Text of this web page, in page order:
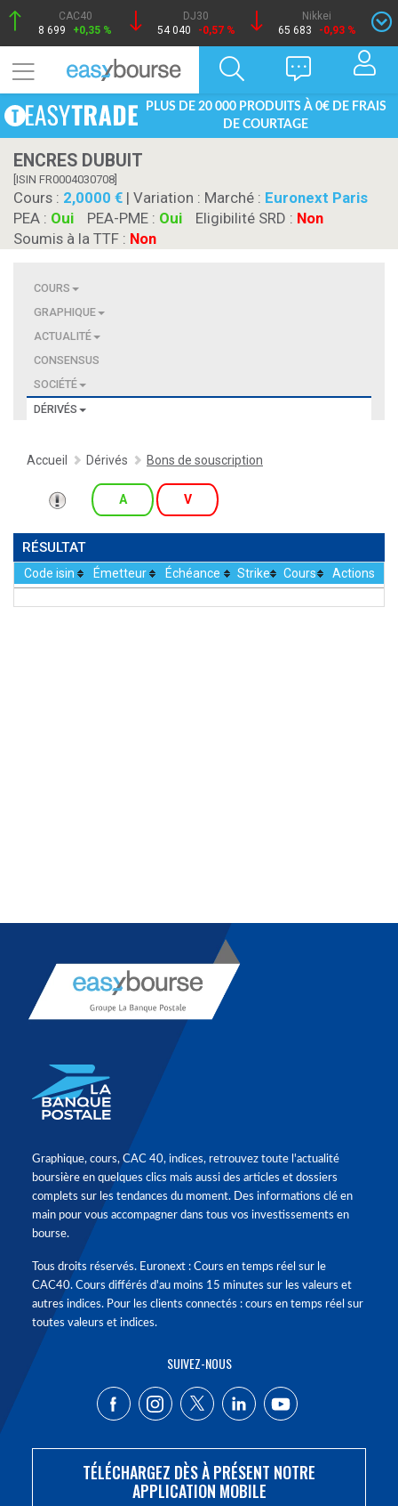
CAC40
8 699
+0,35 %
DJ30
54 040
-0,57 %
Nikkei
65 683
-0,93 %
PLUS DE 20 000 PRODUITS À 0€ DE FRAIS
DE COURTAGE
ENCRES DUBUIT
[ISIN FR0004030708]
Cours : 2,0000 | Variation : Marché : Euronext Paris
PEA : Oui PEA-PME : Oui Eligibilité SRD : Non
Soumis à la TTF : Non
COURS
GRAPHIQUE
ACTUALITÉ
CONSENSUS
SOCIÉTÉ
DÉRIVÉS
Accueil Dérivés Bons de souscription
A V
RÉSULTAT
Code isin Émetteur Échéance Strike Cours Actions
Graphique, cours, CAC 40, indices, retrouvez toute l'actualité
boursière en quelques clics mais aussi des articles et dossiers
complets sur les tendances du moment. Des informations clé en
main pour vous accompagner dans tous vos investissements en
bourse.
Tous droits réservés. Euronext : Cours en temps réel sur le
CAC40. Cours différés d'au moins 15 minutes sur les valeurs et
autres indices. Pour les clients connectés : cours en temps réel sur
toutes valeurs et indices.
SUIVEZ-NOUS
TÉLÉCHARGEZ DÈS À PRÉSENT NOTRE
APPLICATION MOBILE